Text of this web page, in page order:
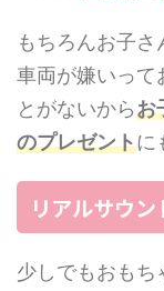
もちろんお子
車両が嫌いって
とがないからお
のプレゼントに
リアルサウ
少しでもおもち